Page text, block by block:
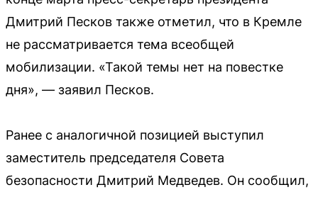
Дмитрий Песков также отметил, что в Кремле
не рассматривается тема всеобщей
мобилизации. «Такой темы нет на повестке
дня», — заявил Песков.
Ранее с аналогичной позицией выступил
заместитель председателя Совета
безопасности Дмитрий Медведев. Он сообщил,